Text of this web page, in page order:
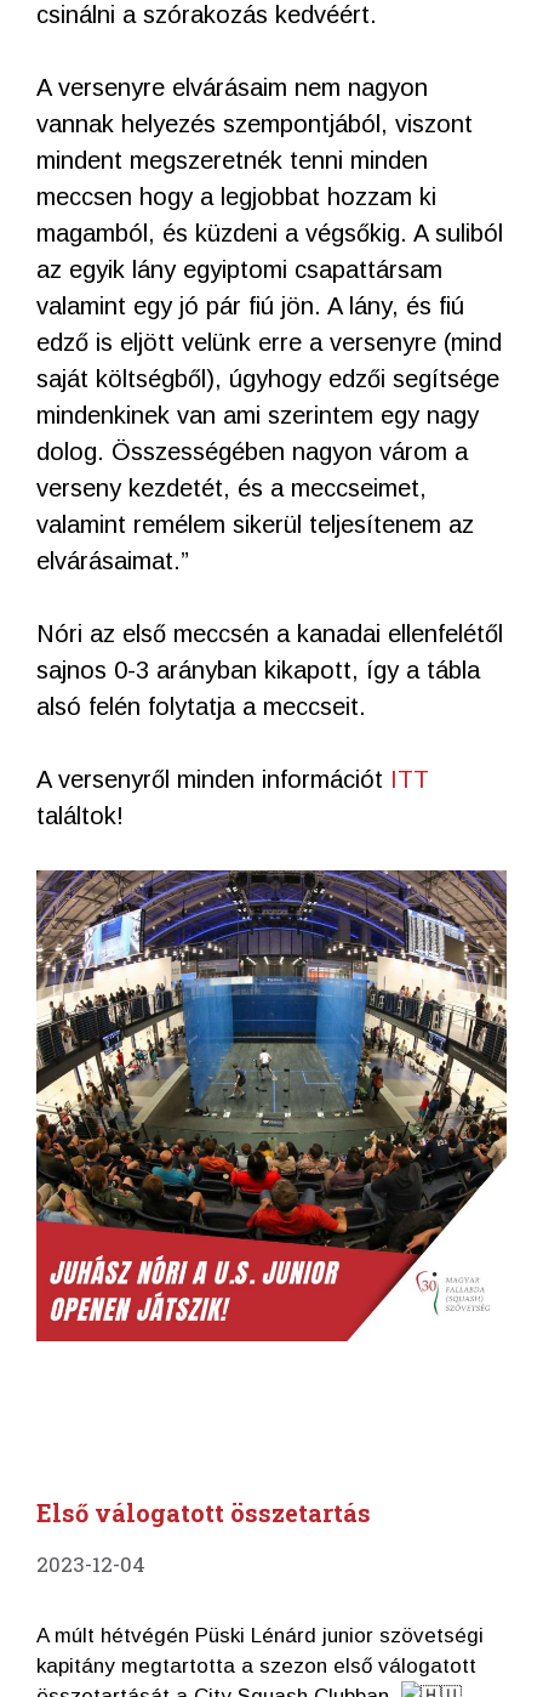
csinálni a szórakozás kedvéért.
A versenyre elvárásaim nem nagyon
vannak helyezés szempontjából, viszont
mindent megszeretnék tenni minden
meccsen hogy a legjobbat hozzam ki
magamból, és küzdeni a végsőkig. A suliból
az egyik lány egyiptomi csapattársam
valamint egy jó pár fiú jön. A lány, és fiú
edző is eljött velünk erre a versenyre (mind
saját költségből), úgyhogy edzői segítsége
mindenkinek van ami szerintem egy nagy
dolog. Összességében nagyon várom a
verseny kezdetét, és a meccseimet,
valamint remélem sikerül teljesítenem az
elvárásaimat.”
Nóri az első meccsén a kanadai ellenfelétől
sajnos 0-3 arányban kikapott, így a tábla
alsó felén folytatja a meccseit.
A versenyről minden információt ITT
találtok!
Első válogatott összetartás
2023-12-04
A múlt hétvégén Püski Lénárd junior szövetségi
kapitány megtartotta a szezon első válogatott